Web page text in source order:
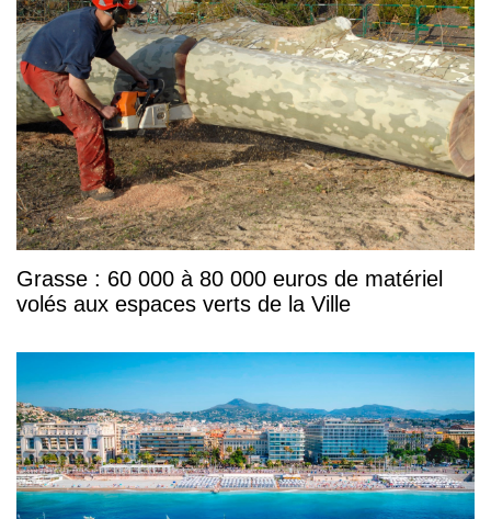
Grasse : 60 000 à 80 000 euros de matériel
volés aux espaces verts de la Ville